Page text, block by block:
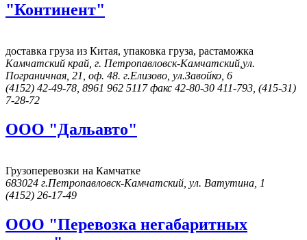
"Континент"
доставка груза из Китая, упаковка груза, растаможка
Камчатский край, г. Петропавловск-Камчатский,ул.
Пограничная, 21, оф. 48. г.Елизово, ул.Завойко, 6
(4152) 42-49-78, 8961 962 5117 факс 42-80-30 411-793, (415-31)
7-28-72
ООО "Дальавто"
Грузоперевозки на Камчатке
683024 г.Петропавловск-Камчатский, ул. Ватутина, 1
(4152) 26-17-49
ООО "Перевозка негабаритных